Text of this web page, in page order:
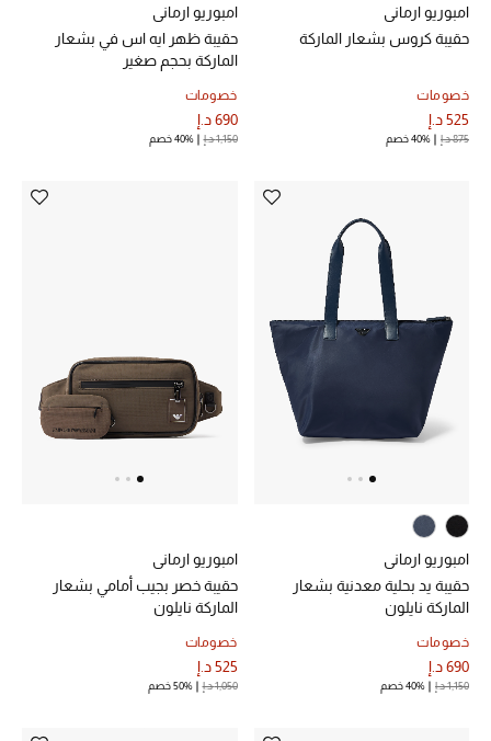
نسوقوا أحدث ما وصلنا
عرض جميع المنتجات
ما وصلنا حديثاً
الموسم الجديد
حصريًا عبر الإنترنت
جميع إصدارتنا النسائية
تشكيلة المناسبات للنساء
الحب للمحلي
امبوريو ارماني
حقيبة كروس بشعار الماركة
خصومات
525 د.إ
875 د.إ 40% خصم
امبوريو ارماني
حقيبة ظهر ايه اس في بشعار
الماركة بحجم صغير
خصومات
690 د.إ
1,150 د.إ 40% خصم
امبوريو ارماني
حقيبة يد بحلية معدنية بشعار
الماركة نايلون
خصومات
690 د.إ
1,150 د.إ 40% خصم
امبوريو ارماني
حقيبة خصر بجيب أمامي بشعار
الماركة نايلون
خصومات
525 د.إ
1,050 د.إ 50% خصم